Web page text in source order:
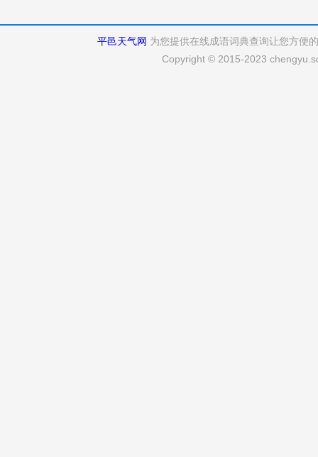
平邑天气网 为您提供在线成语词典查询让您方便
Copyright © 2015-2023